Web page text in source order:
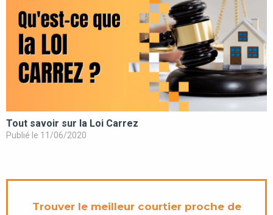
Tout savoir sur la Loi Carrez
Publié le 11/06/2020
Trouver le meilleur courtier proche de